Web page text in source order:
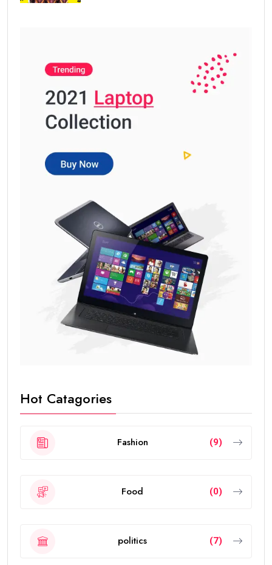
Hot Catagories
Fashion (9)
Food (0)
politics (7)